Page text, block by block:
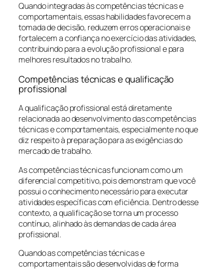
Quando integradas às competências técnicas e
comportamentais, essas habilidades favorecem a
tomada de decisão, reduzem erros operacionais e
fortalecem a confiança no exercício das atividades,
contribuindo para a evolução profissional e para
melhores resultados no trabalho.
Competências técnicas e qualificação
profissional
A qualificação profissional está diretamente
relacionada ao desenvolvimento das competências
técnicas e comportamentais, especialmente no que
diz respeito à preparação para as exigências do
mercado de trabalho.
As competências técnicas funcionam como um
diferencial competitivo, pois demonstram que você
possui o conhecimento necessário para executar
atividades específicas com eficiência. Dentro desse
contexto, a qualificação se torna um processo
contínuo, alinhado às demandas de cada área
profissional.
Quando as competências técnicas e
comportamentais são desenvolvidas de forma